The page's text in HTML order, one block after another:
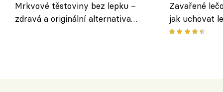
Mrkvové těstoviny bez lepku –
zdravá a originální alternativa
Zavařené
jak uchovat